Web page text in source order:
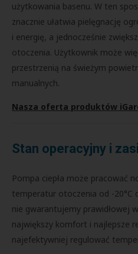
użytkowania basenu. W ten
znacznie ułatwia pielęgnację
i energię, a jednocześnie
otoczenia. Użytkownik może
przestrzenią na świeżym
manualnych.
Nasza oferta produktów
Stan operacyjny i
Pompa ciepła może pracować
temperatur otoczenia od -20°C
nie gwarantujemy prawidłowej
największy komfort i najlepsze
najefektywniej regulować